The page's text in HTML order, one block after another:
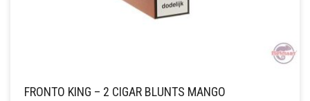
FRONTO KING – 2 CIGAR BLUNTS MANGO